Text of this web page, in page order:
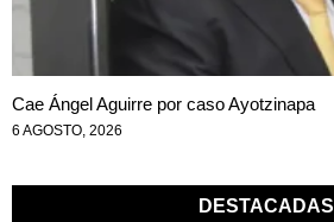
Cae Ángel Aguirre por caso Ayotzinapa
6 AGOSTO, 2026
DESTACADAS